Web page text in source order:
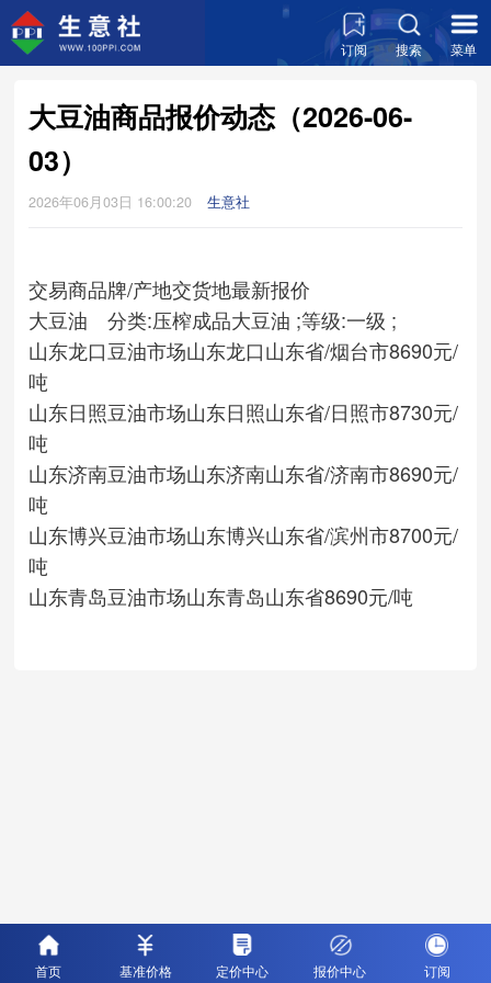
订阅 搜索 菜单
大豆油商品报价动态（2026-06-
03）
2026年06月03日 16:00:20 生意社
交易商品牌/产地交货地最新报价
大豆油 分类:压榨成品大豆油 ;等级:一级 ;
山东龙口豆油市场山东龙口山东省/烟台市8690元/
吨
山东日照豆油市场山东日照山东省/日照市8730元/
吨
山东济南豆油市场山东济南山东省/济南市8690元/
吨
山东博兴豆油市场山东博兴山东省/滨州市8700元/
吨
山东青岛豆油市场山东青岛山东省8690元/吨
首页 基准价格 定价中心 报价中心 订阅